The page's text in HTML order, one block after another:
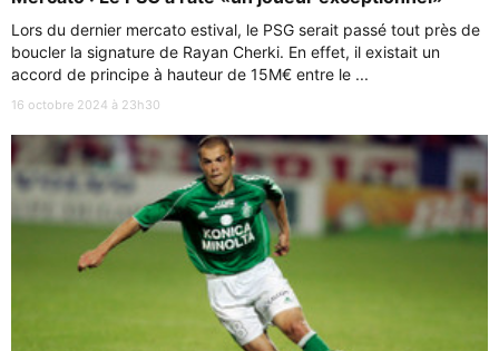
Lors du dernier mercato estival, le PSG serait passé tout près de
boucler la signature de Rayan Cherki. En effet, il existait un
accord de principe à hauteur de 15M€ entre le ...
16 octobre 2024 à 23h30